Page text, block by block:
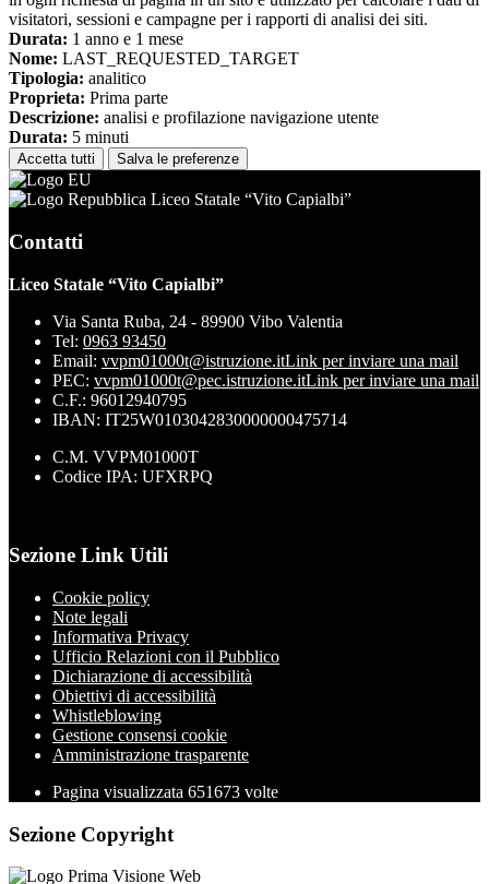
visitatori, sessioni e campagne per i rapporti di analisi dei siti.
Durata: 1 anno e 1 mese
Nome: LAST_REQUESTED_TARGET
Tipologia: analitico
Proprieta: Prima parte
Descrizione: analisi e profilazione navigazione utente
Durata: 5 minuti
Accetta tutti Salva le preferenze
Liceo Statale “Vito Capialbi”
Contatti
Liceo Statale “Vito Capialbi”
Via Santa Ruba, 24 - 89900 Vibo Valentia
Tel: 0963 93450
Email: vvpm01000t@istruzione.itLink per inviare una mail
PEC: vvpm01000t@pec.istruzione.itLink per inviare una mail
C.F.: 96012940795
IBAN: IT25W0103042830000000475714
C.M. VVPM01000T
Codice IPA: UFXRPQ
Sezione Link Utili
Cookie policy
Note legali
Informativa Privacy
Ufficio Relazioni con il Pubblico
Dichiarazione di accessibilità
Obiettivi di accessibilità
Whistleblowing
Gestione consensi cookie
Amministrazione trasparente
Pagina visualizzata 651673 volte
Sezione Copyright